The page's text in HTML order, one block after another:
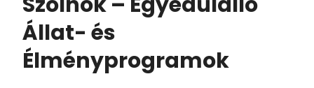
Állat- és
Élményprogramok